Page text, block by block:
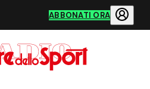
ABBONATI ORA